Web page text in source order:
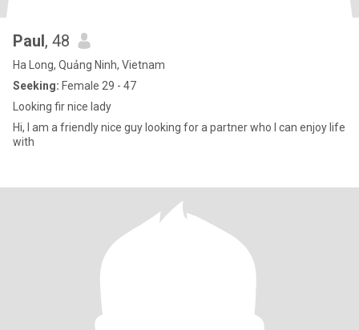
Paul, 48
Ha Long, Quảng Ninh, Vietnam
Seeking: Female 29 - 47
Looking fir nice lady
Hi, I am a friendly nice guy looking for a partner who I can enjoy life
with